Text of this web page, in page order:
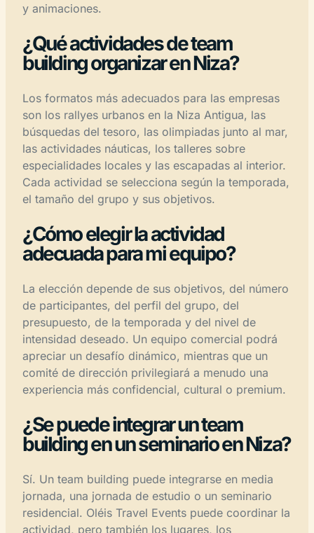
y animaciones.
¿Qué actividades de team
building organizar en Niza?
Los formatos más adecuados para las empresas
son los rallyes urbanos en la Niza Antigua, las
búsquedas del tesoro, las olimpiadas junto al mar,
las actividades náuticas, los talleres sobre
especialidades locales y las escapadas al interior.
Cada actividad se selecciona según la temporada,
el tamaño del grupo y sus objetivos.
¿Cómo elegir la actividad
adecuada para mi equipo?
La elección depende de sus objetivos, del número
de participantes, del perfil del grupo, del
presupuesto, de la temporada y del nivel de
intensidad deseado. Un equipo comercial podrá
apreciar un desafío dinámico, mientras que un
comité de dirección privilegiará a menudo una
experiencia más confidencial, cultural o premium.
¿Se puede integrar un team
building en un seminario en Niza?
Sí. Un team building puede integrarse en media
jornada, una jornada de estudio o un seminario
residencial. Oléis Travel Events puede coordinar la
actividad, pero también los lugares, los